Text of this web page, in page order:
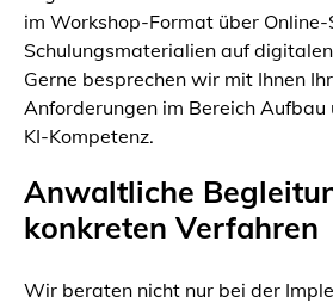
im Workshop‑Format über
Schulungsmaterialien auf
Gerne besprechen wir mit Ihnen
Anforderungen im Bereich
KI‑Kompetenz.
Anwaltliche
konkreten Verfahren
Wir beraten nicht nur bei der